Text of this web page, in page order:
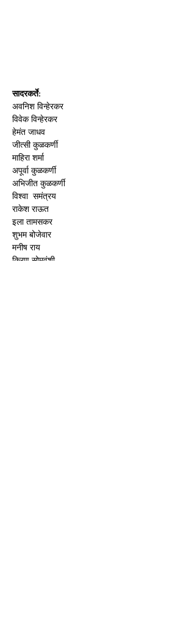
सादरकर्ते:
अवनिश विन्हेरकर
विवेक विन्हेरकर
हेमंत जाधव
जीत्सी कुळकर्णी
माहिरा शर्मा
अपूर्वा कुळकर्णी
अभिजीत कुळकर्णी
विश्वा  समंत्रय
राकेश राऊत
इला तामसकर
शुभम बोजेवार
मनीष राय
किरण सोमवंशी